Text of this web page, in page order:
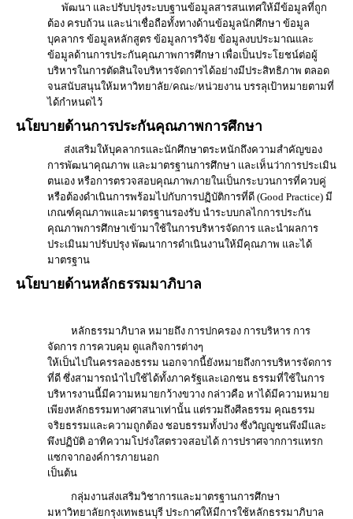
พัฒนา และปรับปรุงระบบฐานข้อมูลสารสนเทศให้มีข้อมูลที่ถูก
ต้อง ครบถ้วน และน่าเชื่อถือทั้งทางด้านข้อมูลนักศึกษา ข้อมูล
บุคลากร ข้อมูลหลักสูตร ข้อมูลการวิจัย ข้อมูลงบประมาณและ
ข้อมูลด้านการประกันคุณภาพการศึกษา เพื่อเป็นประโยชน์ต่อผู้
บริหารในการตัดสินใจบริหารจัดการได้อย่างมีประสิทธิภาพ ตลอด
จนสนับสนุนให้มหาวิทยาลัย/คณะ/หน่วยงาน บรรลุเป้าหมายตามที่
ได้กำหนดไว้
นโยบายด้านการประกันคุณภาพการศึกษา
ส่งเสริมให้บุคลากรและนักศึกษาตระหนักถึงความสำคัญของ
การพัฒนาคุณภาพ และมาตรฐานการศึกษา และเห็นว่าการประเมิน
ตนเอง หรือการตรวจสอบคุณภาพภายในเป็นกระบวนการที่ควบคู่
หรือต้องดำเนินการพร้อมไปกับการปฏิบัติการที่ดี (Good Practice) มี
เกณฑ์คุณภาพและมาตรฐานรองรับ นำระบบกลไกการประกัน
คุณภาพการศึกษาเข้ามาใช้ในการบริหารจัดการ และนำผลการ
ประเมินมาปรับปรุง พัฒนาการดำเนินงานให้มีคุณภาพ และได้
มาตรฐาน
นโยบายด้านหลักธรรมมาภิบาล
หลักธรรมาภิบาล หมายถึง การปกครอง การบริหาร การ
จัดการ การควบคุม ดูแลกิจการต่างๆ
ให้เป็นไปในครรลองธรรม นอกจากนี้ยังหมายถึงการบริหารจัดการ
ที่ดี ซึ่งสามารถนําไปใช้ได้ทั้งภาครัฐและเอกชน ธรรมที่ใช้ในการ
บริหารงานนี้มีความหมายกว้างขวาง กล่าวคือ หาได้มีความหมาย
เพียงหลักธรรมทางศาสนาเท่านั้น แต่รวมถึงศีลธรรม คุณธรรม
จริยธรรมและความถูกต้อง ชอบธรรมทั้งปวง ซึ่งวิญญูชนพึงมีและ
พึงปฏิบัติ อาทิความโปร่งใสตรวจสอบได้ การปราศจากการแทรก
แซกจากองค์การภายนอก
เป็นต้น
กลุ่มงานส่งเสริมวิชาการและมาตรฐานการศึกษา
มหาวิทยาลัยกรุงเทพธนบุรี ประกาศให้มีการใช้หลักธรรมาภิบาล